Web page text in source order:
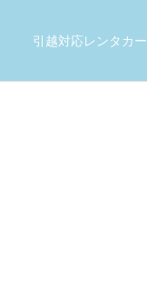
引越対応レンタカー